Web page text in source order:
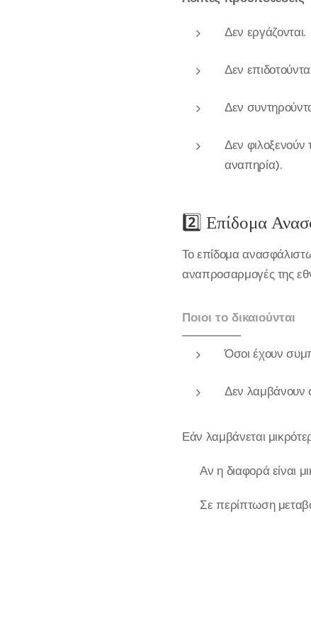
Δεν εργάζονται.
Δεν
Δεν
Δεν φιλοξενούν
αναπηρία).
2️⃣ Επίδομα
Το επίδομα
αναπροσαρμογές της
Ποιοι το δικαιούνται
Όσοι έχουν
Δεν λαμβάνουν
Εάν λαμβάνεται
📌 Αν η διαφορά είναι
📌 Σε περίπτωση